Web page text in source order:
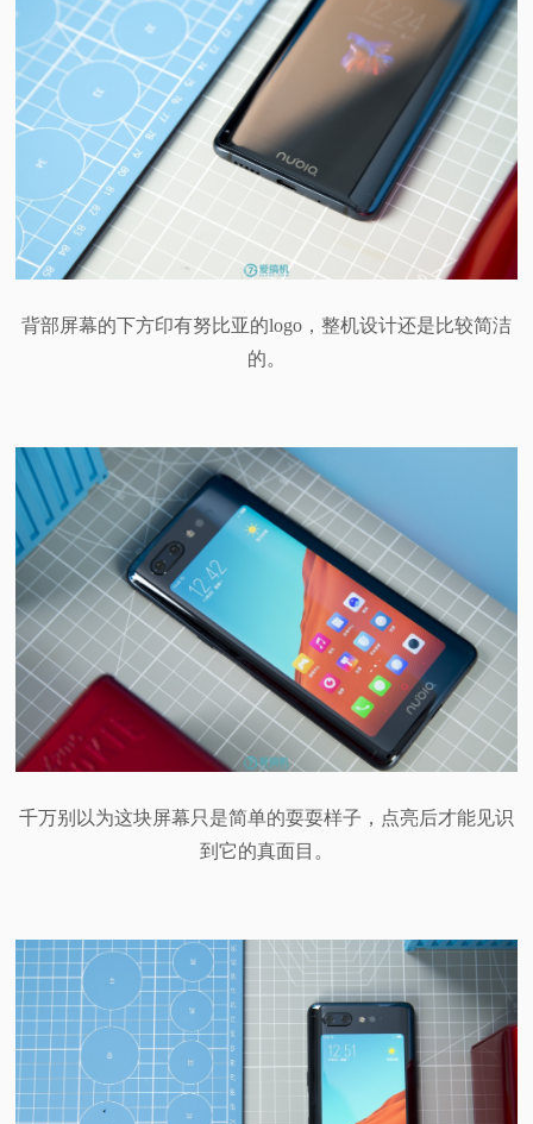
背部屏幕的下方印有努比亚的logo，整机设计还是比较简洁
的。
千万别以为这块屏幕只是简单的耍耍样子，点亮后才能见识
到它的真面目。